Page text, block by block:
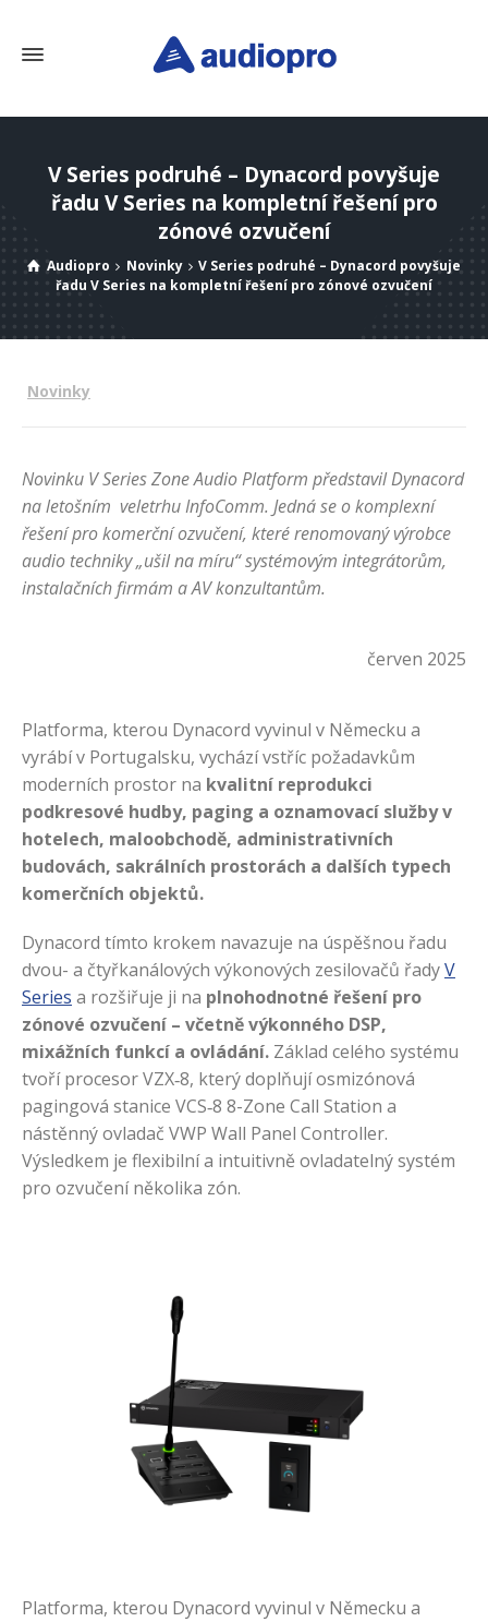
V Series podruhé – Dynacord povyšuje
řadu V Series na kompletní řešení pro
zónové ozvučení
Audiopro Novinky
V Series podruhé – Dynacord povyšuje
řadu V Series na kompletní řešení pro zónové ozvučení
Novinky
Novinku V Series Zone Audio Platform představil Dynacord
na letošním veletrhu InfoComm. Jedná se o komplexní
řešení pro komerční ozvučení, které renomovaný výrobce
audio techniky „ušil na míru“ systémovým integrátorům,
instalačních firmám a AV konzultantům.
červen 2025
Platforma, kterou Dynacord vyvinul v Německu a
vyrábí v Portugalsku, vychází vstříc požadavkům
moderních prostor na kvalitní reprodukci
podkresové hudby, paging a oznamovací služby v
hotelech, maloobchodě, administrativních
budovách, sakrálních prostorách a dalších typech
komerčních objektů.
Dynacord tímto krokem navazuje na úspěšnou řadu
dvou- a čtyřkanálových výkonových zesilovačů řadyV
Series a rozšiřuje ji na plnohodnotné řešení pro
zónové ozvučení – včetně výkonného DSP,
mixážních funkcí a ovládání. Základ celého systému
tvoří procesor VZX‑8, který doplňují osmizónová
pagingová stanice VCS‑8 8-Zone Call Station a
nástěnný ovladač VWP Wall Panel Controller.
Výsledkem je flexibilní a intuitivně ovladatelný systém
pro ozvučení několika zón.
Platforma, kterou Dynacord vyvinul v Německu a